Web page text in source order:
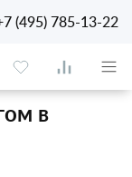
(495) 785-13-22
в